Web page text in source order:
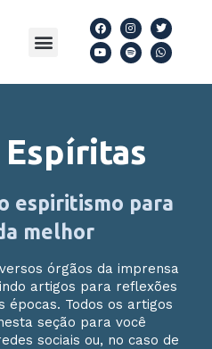
Menu
F
a
c
e
b
o
I
n
s
t
a
r
T
w
i
t
t
r
Y
o
u
t
u
e
S
p
o
t
i
y
W
h
a
t
s
p
espiritismo para
melhor
órgãos da imprensa
artigos para reflexões
épocas. Todos os artigos
seção para você
sociais ou, no caso de